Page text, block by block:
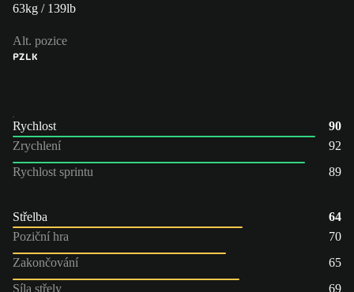
63kg / 139lb
Alt. pozice
PZLK
Rychlost
90
Zrychlení
92
Rychlost sprintu
89
Střelba
64
Poziční hra
70
Zakončování
65
Síla střely
69